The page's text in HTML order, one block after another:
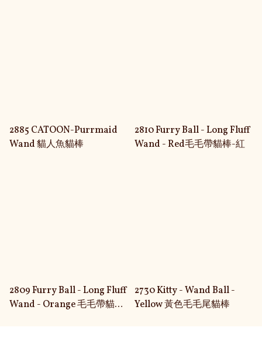
2885 CATOON-Purrmaid
Wand 貓人魚貓棒
2810 Furry Ball - Long Fluff
Wand - Red毛毛帶貓棒-紅
2809 Furry Ball - Long Fluff
Wand - Orange 毛毛帶貓
2730 Kitty - Wand Ball -
Yellow 黃色毛毛尾貓棒